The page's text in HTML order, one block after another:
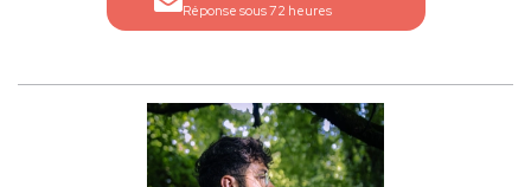
Réponse sous 72 heures